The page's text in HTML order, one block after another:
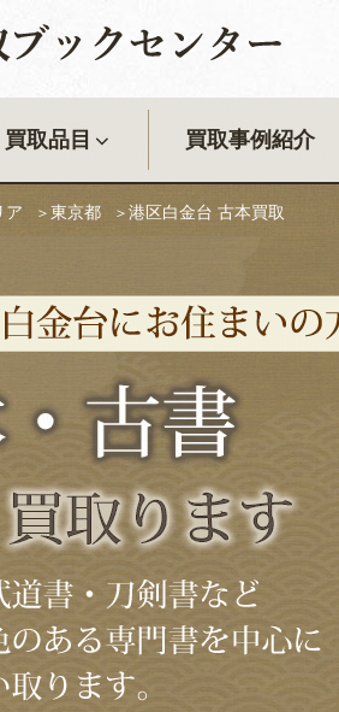
ブックセンター
買取品目 買取事例紹介
ア 東京都 港区白金台 古本買取